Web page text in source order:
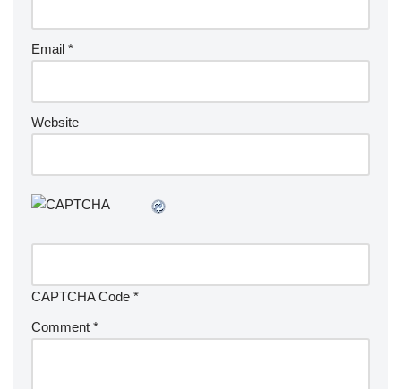
Email *
Website
CAPTCHA Code *
Comment *